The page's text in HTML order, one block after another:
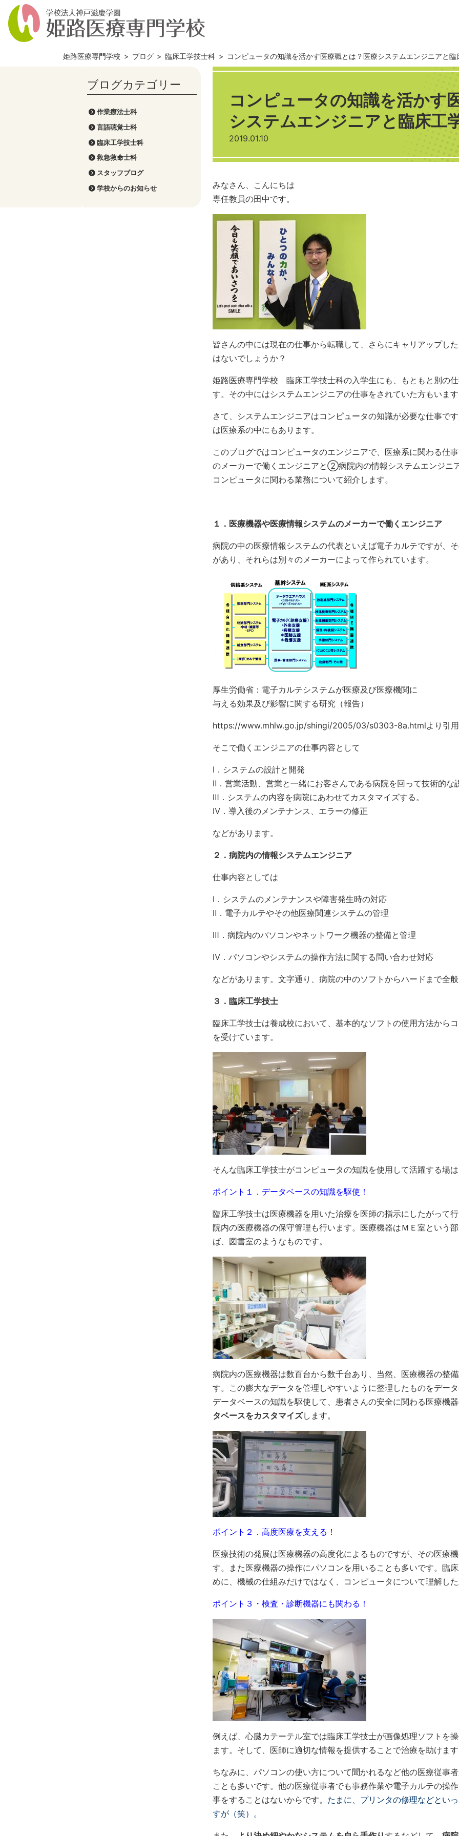
姫路医療専門学校 > ブログ > 臨床工学技士科 > コンピュータの知識を活かす医療職とは？医療システムエンジニアと臨
作業療法士科
言語聴覚士科
臨床工学技士科
救急救命士科
スタッフブログ
学校からのお知らせ
コンピュータの知識を活かす
システムエンジニアと臨床工
2019.01.10
みなさん、こんにちは
専任教員の田中です。
皆さんの中には現在の仕事から転職して、さらにキャリアップし
はないでしょうか？
姫路医療専門学校 臨床工学技士科の入学生にも、もともと別の
す。その中にはシステムエンジニアの仕事をされていた方もいます
さて、システムエンジニアはコンピュータの知識が必要な仕事で
は医療系の中にもあります。
このブログではコンピュータのエンジニアで、医療系に関わる
のメーカーで働くエンジニアと②病院内の情報システムエンジニ
コンピュータに関わる業務について紹介します。
１．医療機器や医療情報システムのメーカーで働くエンジニア
病院の中の医療情報システムの代表といえば電子カルテですが、
があり、それらは別々のメーカーによって作られています。
厚生労働省：電子カルテシステムが医療及び医療機関に
与える効果及び影響に関する研究（報告）
https://www.mhlw.go.jp/shingi/2005/03/s0303-8a.htmlより引用
そこで働くエンジニアの仕事内容として
Ⅰ．システムの設計と開発
Ⅱ．営業活動、営業と一緒にお客さんである病院を回って技術的な
Ⅲ．システムの内容を病院にあわせてカスタマイズする。
Ⅳ．導入後のメンテナンス、エラーの修正
などがあります。
２．病院内の情報システムエンジニア
仕事内容としては
Ⅰ．システムのメンテナンスや障害発生時の対応
Ⅱ．電子カルテやその他医療関連システムの管理
Ⅲ．病院内のパソコンやネットワーク機器の整備と管理
Ⅳ．パソコンやシステムの操作方法に関する問い合わせ対応
などがあります。文字通り、病院の中のソフトからハードまで全般
３．臨床工学技士
臨床工学技士は養成校において、基本的なソフトの使用方法から
を受けています。
そんな臨床工学技士がコンピュータの知識を使用して活躍する場は
ポイント１．データベースの知識を駆使！
臨床工学技士は医療機器を用いた治療を医師の指示にしたがって行
院内の医療機器の保守管理も行います。医療機器はＭＥ室という
ば、図書室のようなものです。
病院内の医療機器は数百台から数千台あり、当然、医療機器の整
す。この膨大なデータを管理しやすいように整理したものをデー
データベースの知識を駆使して、患者さんの安全に関わる医療機
タベースをカスタマイズします。
ポイント２．高度医療を支える！
医療技術の発展は医療機器の高度化によるものですが、その医療
す。また医療機器の操作にパソコンを用いることも多いです。臨
めに、機械の仕組みだけではなく、コンピュータについて理解し
ポイント３・検査・診断機器にも関わる！
例えば、心臓カテーテル室では臨床工学技士が画像処理ソフトを
ます。そして、医師に適切な情報を提供することで治療を助けます
ちなみに、パソコンの使い方について聞かれるなど他の医療従事
ことも多いです。他の医療従事者でも事務作業や電子カルテの操
事をすることはないからです。 たまに、プリンタの修理などとい
すが（笑）。